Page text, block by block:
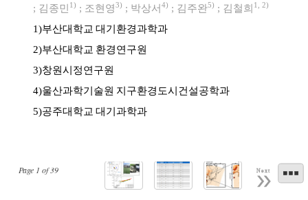
Page 1 of39 Next
; 김종민 1) ; 조현영3) ; 박상서 4) ; 김주완5) ; 김철희 1 2)
1)부산대학교 대기환경과학과
2)부산대학교 환경연구원
3)창원시정연구원
4)울산과학기술원 지구환경도시건설공학과
5)공주대학교 대기과학과